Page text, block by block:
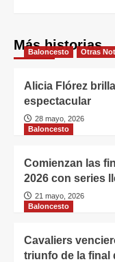
Más historias
Baloncesto Otras
Alicia Flórez
espectacular
28 mayo, 2026
Baloncesto
Comienzan las
2026 con series
21 mayo, 2026
Baloncesto
Cavaliers
triunfo de la final